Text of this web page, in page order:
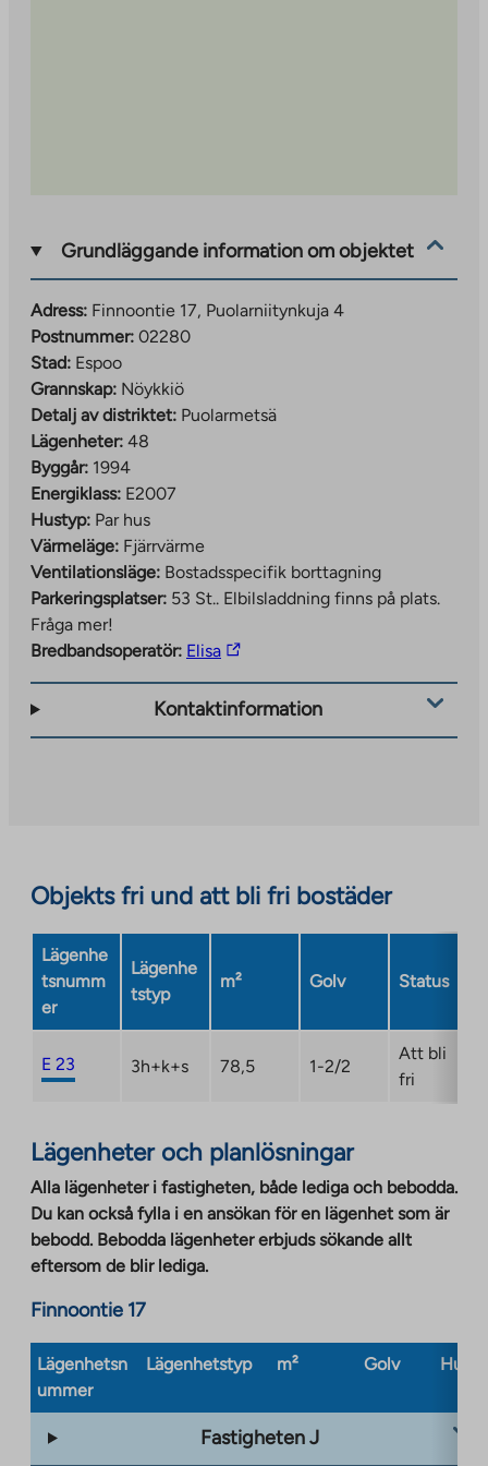
Grundläggande information om objektet
Adress: Finnoontie 17, Puolarniitynkuja 4
Postnummer: 02280
Stad: Espoo
Grannskap: Nöykkiö
Detalj av distriktet: Puolarmetsä
Lägenheter: 48
Byggår: 1994
Energiklass: E2007
Hustyp: Par hus
Värmeläge: Fjärrvärme
Ventilationsläge: Bostadsspecifik borttagning
Parkeringsplatser: 53 St.. Elbilsladdning finns på plats.
Fråga mer!
Bredbandsoperatör: ElisaThe
takes
opens
in
a
tab
Kontaktinformation
Objekts fri und att bli fri bostäder
Lägenhe
tsnumm
er
Lägenhe
tstyp
m² Golv Status
E 23 3h+k+s 78,5 1-2/2
Att bli
fri
Lägenheter och planlösningar
Alla lägenheter i fastigheten, både lediga och bebodda.
Du kan också fylla i en ansökan för en lägenhet som är
bebodd. Bebodda lägenheter erbjuds sökande allt
eftersom de blir lediga.
Finnoontie 17
Lägenhetsn
ummer
Lägenhetstyp m² Golv
Fastigheten J